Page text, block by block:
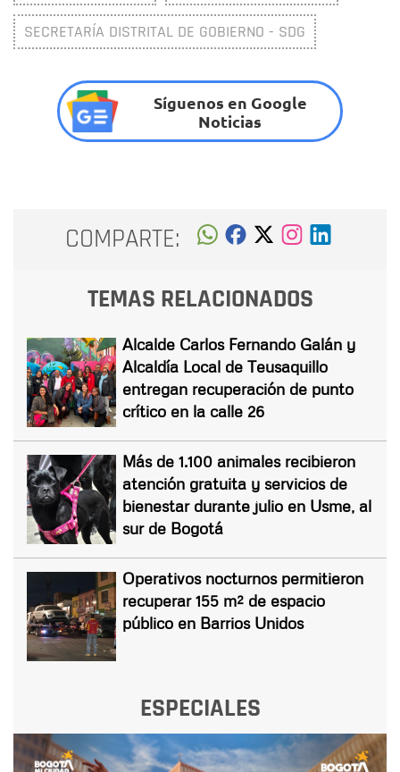
SECRETARÍA DISTRITAL DE GOBIERNO - SDG
Síguenos en Google
Noticias
COMPARTE:
TEMAS RELACIONADOS
Alcalde Carlos Fernando Galán y
Alcaldía Local de Teusaquillo
entregan recuperación de punto
crítico en la calle 26
Más de 1.100 animales recibieron
atención gratuita y servicios de
bienestar durante julio en Usme, al
sur de Bogotá
Operativos nocturnos permitieron
recuperar 155 m² de espacio
público en Barrios Unidos
ESPECIALES